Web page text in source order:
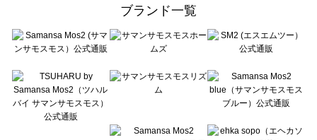
sō4ū（ソウフォーユー）のハット・帽子一覧
Te chichi（テチチ）のハット・帽子一覧
Te chichi CLASSIC（テチチ クラシック）のハット・帽子一覧
Lugnoncure（ルノンキュール）のハット・帽子一覧
BETTY'S BLUE（べティーズブルー）のハット・帽子一覧
Wpc.（ワールドパーティー）のハット・帽子一覧
ブランド一覧